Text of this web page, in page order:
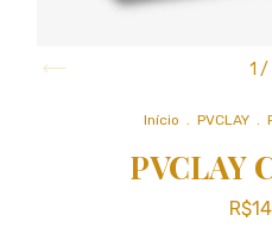
1 /
Início . PVCLAY .
PVCLAY